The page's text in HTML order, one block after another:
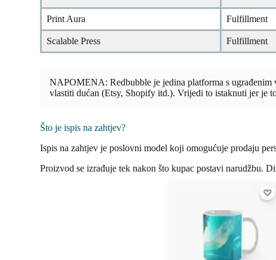
Print Aura Fulfillment
Scalable Press Fulfillment
NAPOMENA: Redbubble je jedina platforma s ugrađenim
vlastiti dućan (Etsy, Shopify itd.). Vrijedi to istaknuti jer je
Što je ispis na zahtjev?
Ispis na zahtjev je poslovni model koji omogućuje prodaju
Proizvod se izrađuje tek nakon što kupac postavi narudžbu.